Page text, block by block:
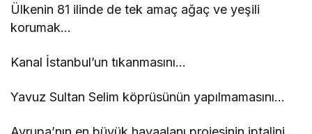
Ülkenin 81 ilinde de tek amaç ağaç ve yeşili
korumak…
Kanal İstanbul’un tıkanmasını…
Yavuz Sultan Selim köprüsünün yapılmamasını…